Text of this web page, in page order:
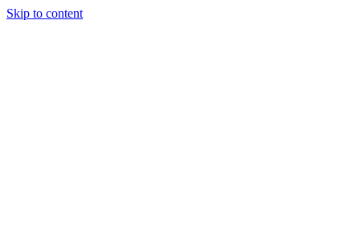
Skip to content